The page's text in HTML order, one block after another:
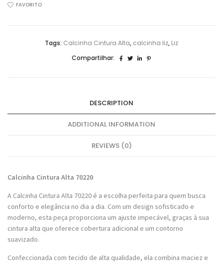
AltaFAVORITO
Tags: Calcinha Cintura Alta, calcinha liz, Liz
Compartilhar:
DESCRIPTION
ADDITIONAL INFORMATION
REVIEWS (0)
Calcinha Cintura Alta 70220
A Calcinha Cintura Alta 70220 é a escolha perfeita para quem busca
conforto e elegância no dia a dia. Com um design sofisticado e
moderno, esta peça proporciona um ajuste impecável, graças à sua
cintura alta que oferece cobertura adicional e um contorno
suavizado.
Confeccionada com tecido de alta qualidade, ela combina maciez e